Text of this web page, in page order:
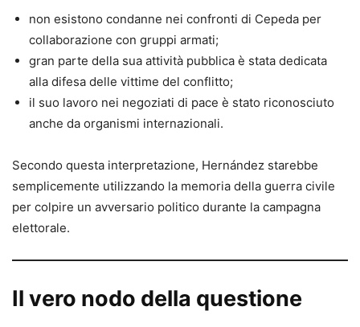
non esistono condanne nei confronti di Cepeda per
collaborazione con gruppi armati;
gran parte della sua attività pubblica è stata dedicata
alla difesa delle vittime del conflitto;
il suo lavoro nei negoziati di pace è stato riconosciuto
anche da organismi internazionali.
Secondo questa interpretazione, Hernández starebbe
semplicemente utilizzando la memoria della guerra civile
per colpire un avversario politico durante la campagna
elettorale.
Il vero nodo della questione